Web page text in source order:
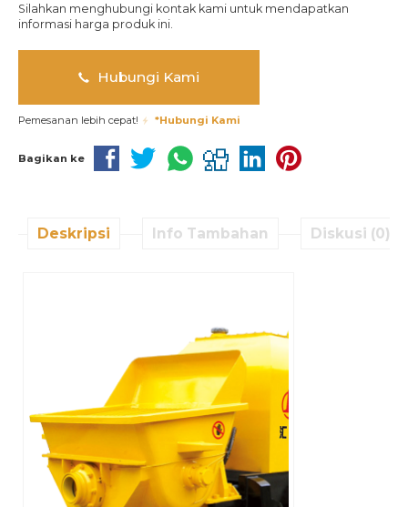
Silahkan menghubungi kontak kami untuk mendapatkan
informasi harga produk ini.
Hubungi Kami
Pemesanan lebih cepat! *Hubungi Kami
Bagikan ke
Deskripsi Info Tambahan Diskusi (0)